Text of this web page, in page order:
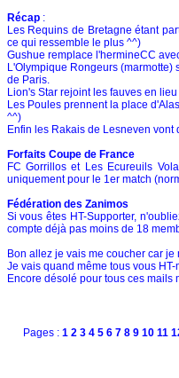
Récap :
Les Requins de Bretagne étant
ce qui ressemble le plus ^^)
Gushue remplace l'hermineCC
L'Olympique Rongeurs
de Paris.
Lion's Star rejoint les fauves en
Les Poules prennent la place
^^)
Enfin les Rakais de Lesneven
Forfaits Coupe de France
FC Gorrillos et Les Ecureuils
uniquement pour le 1er match
Fédération des Zanimos
Si vous êtes HT-Supporter,
compte déjà pas moins de 18
Bon allez je vais me coucher car je
Je vais quand même tous vous
Encore désolé pour tous ces mails
Pages : 1 2 3 4 5 6 7 8 9 10 11